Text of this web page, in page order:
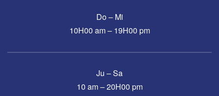
Do – Mi
10H00 am – 19H00 pm
Ju – Sa
10 am – 20H00 pm